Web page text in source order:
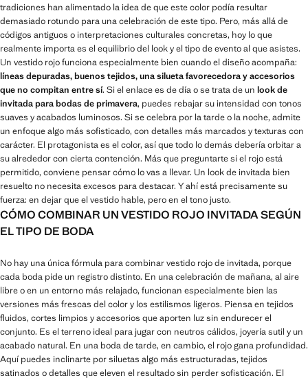
tradiciones han alimentado la idea de que este color podía resultar
demasiado rotundo para una celebración de este tipo. Pero, más allá de
códigos antiguos o interpretaciones culturales concretas, hoy lo que
realmente importa es el equilibrio del look y el tipo de evento al que asistes.
Un vestido rojo funciona especialmente bien cuando el diseño acompaña:
líneas depuradas, buenos tejidos, una silueta favorecedora y accesorios
que no compitan entre sí. Si el enlace es de día o se trata de un look de
invitada para bodas de primavera, puedes rebajar su intensidad con tonos
suaves y acabados luminosos. Si se celebra por la tarde o la noche, admite
un enfoque algo más sofisticado, con detalles más marcados y texturas con
carácter. El protagonista es el color, así que todo lo demás debería orbitar a
su alrededor con cierta contención. Más que preguntarte si el rojo está
permitido, conviene pensar cómo lo vas a llevar. Un look de invitada bien
resuelto no necesita excesos para destacar. Y ahí está precisamente su
fuerza: en dejar que el vestido hable, pero en el tono justo.
CÓMO COMBINAR UN VESTIDO ROJO INVITADA SEGÚN
EL TIPO DE BODA
No hay una única fórmula para combinar vestido rojo de invitada, porque
cada boda pide un registro distinto. En una celebración de mañana, al aire
libre o en un entorno más relajado, funcionan especialmente bien las
versiones más frescas del color y los estilismos ligeros. Piensa en tejidos
fluidos, cortes limpios y accesorios que aporten luz sin endurecer el
conjunto. Es el terreno ideal para jugar con neutros cálidos, joyería sutil y un
acabado natural. En una boda de tarde, en cambio, el rojo gana profundidad.
Aquí puedes inclinarte por siluetas algo más estructuradas, tejidos
satinados o detalles que eleven el resultado sin perder sofisticación. El